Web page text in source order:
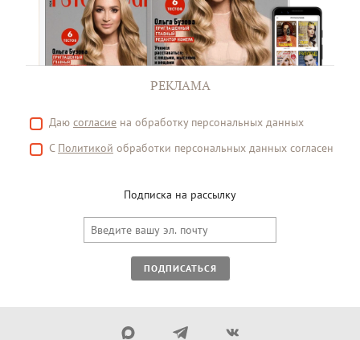
РЕКЛАМА
Даю согласие на обработку персональных данных
С Политикой обработки персональных данных согласен
Подписка на рассылку
ПОДПИСАТЬСЯ